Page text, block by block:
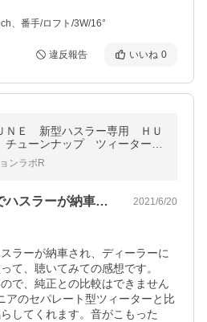
、番手/ロフト/3W/16°
違反報告 いいね 0
ＮＥ 新型ハスラー専用 ＨＵ
チューンナップ ツィーター
ンラボR
ようやく３ヶ月待ちでハスラーが納車され… 2021/6/20
ラーが納車され、ディーラーに
て、聴いてみての感想です。
で、純正との比較はできません
アのセパレート型ツィーターと比
してくれます。音がこもった